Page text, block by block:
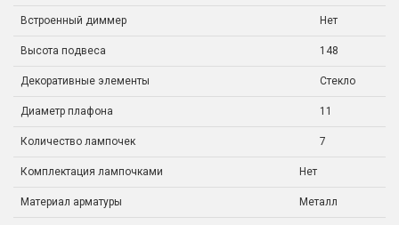
Встроенный диммер Нет
Высота подвеса 148
Декоративные элементы Стекло
Диаметр плафона 11
Количество лампочек 7
Комплектация лампочками Нет
Материал арматуры Металл